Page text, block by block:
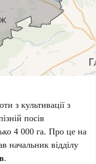
з культивації з
посів
4 000 га. Про це на
начальник відділу
.